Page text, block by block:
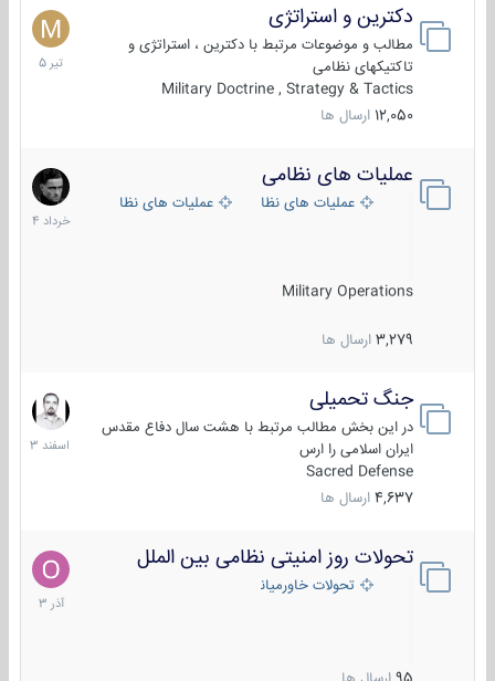
دکترین و استراتژی
مطالب و موضوعات مرتبط با دکترین ، استراتژی و
تاکتیکهای نظامی
Military Doctrine , Strategy & Tactics
12,050 ارسال ها
27
تیر
1405
عملیات های نظامی
عملیات های نظامی ایرانعملیات های نظامی خارجی
Military Operations
3,279 ارسال ها
5
خرداد
1404
جنگ تحمیلی
در این بخش مطالب مرتبط با هشت سال دفاع مقدس
ایران اسلامی را ارس
Sacred Defense
4,637 ارسال ها
20
اسفند
1403
تحولات روز امنیتی نظامی بین الملل
تحولات خاورمیانه
21
آذر
1403